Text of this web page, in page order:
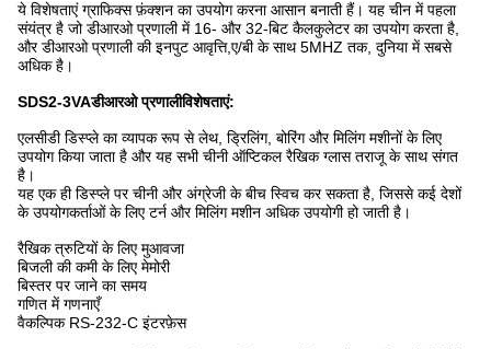
ये विशेषताएं ग्राफिक्स फ़ंक्शन का उपयोग करना आसान बनाती हैं। यह चीन में पहला
संयंत्र है जो डीआरओ प्रणाली में 16- और 32-बिट कैलकुलेटर का उपयोग करता है,
और डीआरओ प्रणाली की इनपुट आवृत्ति,ए/बी के साथ 5MHZ तक, दुनिया में सबसे
अधिक है।
SDS2-3VAडीआरओ प्रणालीविशेषताएं:
एलसीडी डिस्प्ले का व्यापक रूप से लेथ, ड्रिलिंग, बोरिंग और मिलिंग मशीनों के लिए
उपयोग किया जाता है और यह सभी चीनी ऑप्टिकल रैखिक ग्लास तराजू के साथ संगत
है।
यह एक ही डिस्प्ले पर चीनी और अंग्रेजी के बीच स्विच कर सकता है, जिससे कई देशों
के उपयोगकर्ताओं के लिए टर्न और मिलिंग मशीन अधिक उपयोगी हो जाती है।
रैखिक त्रुटियों के लिए मुआवजा
बिजली की कमी के लिए मेमोरी
बिस्तर पर जाने का समय
गणित में गणनाएँ
वैकल्पिक RS-232-C इंटरफ़ेस